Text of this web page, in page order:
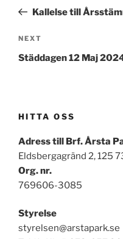
PostKallelse till
Next
Post
NEXT
Städdagen 12 Maj
HITTA OSS
Adress till Brf. Årsta
Eldsbergagränd 2, 125
Org. nr.
769606-3085
Styrelse
styrelsen@arstapark.se